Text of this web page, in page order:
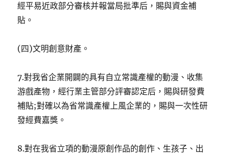
經平易近政部分審核并報當局批準后，賜與資金補
貼。
(四)文明創意財產。
7.對我省企業開闢的具有自立常識產權的動漫、收集
游戲產物，經行業主管部分評審認定后，賜與研發費
補貼;對確以為省常識產權上風企業的，賜與一次性研
發經費嘉獎。
8.對在我省立項的動漫原創作品的創作、生孩子、出